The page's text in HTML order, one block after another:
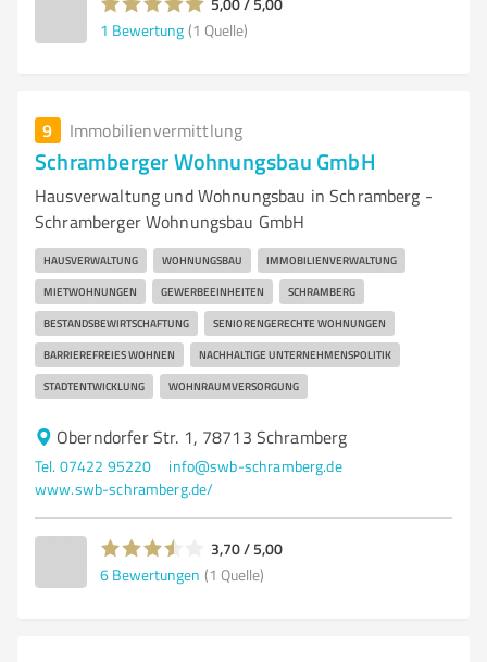
1 Bewertung (1 Quelle)
9 Immobilienvermittlung
Schramberger Wohnungsbau GmbH
Hausverwaltung und Wohnungsbau in Schramberg -
Schramberger Wohnungsbau GmbH
HAUSVERWALTUNG WOHNUNGSBAU IMMOBILIENVERWALTUNG
MIETWOHNUNGEN GEWERBEEINHEITEN SCHRAMBERG
BESTANDSBEWIRTSCHAFTUNG SENIORENGERECHTE WOHNUNGEN
BARRIEREFREIES WOHNEN NACHHALTIGE UNTERNEHMENSPOLITIK
STADTENTWICKLUNG WOHNRAUMVERSORGUNG
Oberndorfer Str. 1, 78713 Schramberg
Tel. 07422 95220
info@swb-schramberg.de
www.swb-schramberg.de/
3,70 / 5,00
6 Bewertungen (1 Quelle)